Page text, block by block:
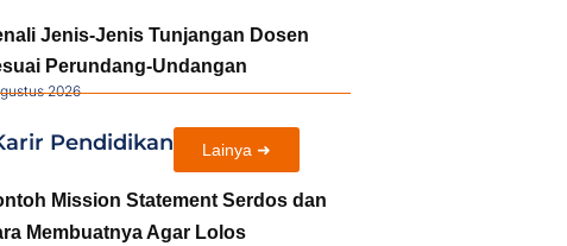
Jenis-Jenis Tunjangan Dosen
Perundang-Undangan
2026
Pendidikan Lainya ➜
Mission Statement Serdos dan
Membuatnya Agar Lolos